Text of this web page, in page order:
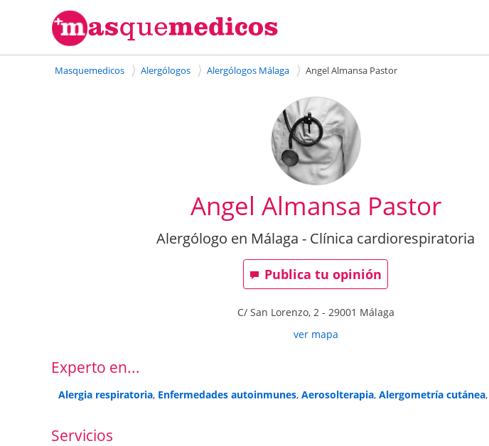
Masquemedicos Alergólogos Alergólogos Málaga Angel Almansa Pastor
Angel Almansa Pastor
Alergólogo en Málaga - Clínica cardiorespiratoria
Publica tu opinión
C/ San Lorenzo, 2 - 29001 Málaga
ver mapa
Experto en...
Alergia respiratoria, Enfermedades autoinmunes, Aerosolterapia, Alergometría cutánea,
Servicios